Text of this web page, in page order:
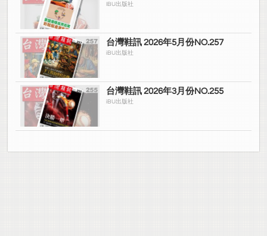
IBU出版社
台灣鞋訊 2026年5月份NO.257
iBU出版社
台灣鞋訊 2026年3月份NO.255
iBU出版社